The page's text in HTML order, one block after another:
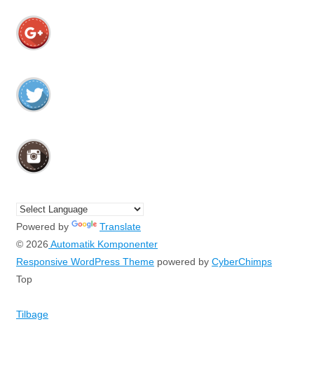
Powered by
Translate
© 2026 Automatik Komponenter
Responsive WordPress Theme powered by CyberChimps
Top
Tilbage